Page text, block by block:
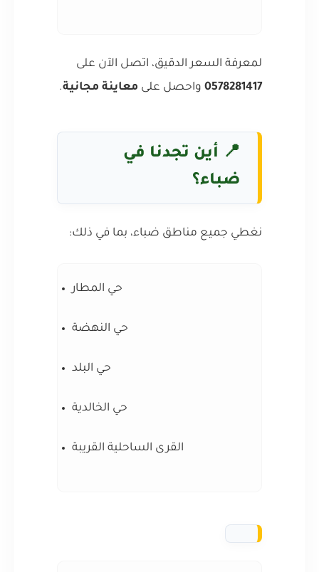
لمعرفة السعر الدقيق، اتصل الآن على
0578281417 واحصل على معاينة مجانية.
📍 أين تجدنا في
ضباء؟
نغطي جميع مناطق ضباء، بما في ذلك:
حي المطار
حي النهضة
حي البلد
حي الخالدية
القرى الساحلية القريبة